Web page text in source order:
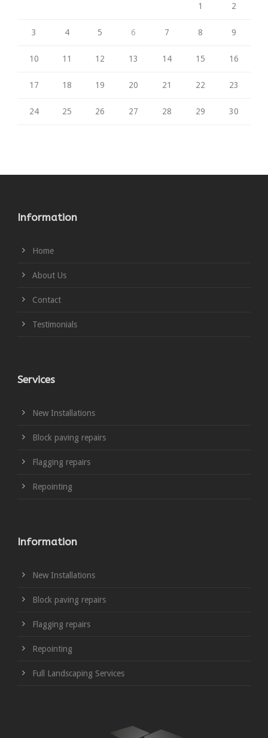
1 2
3 4 5 6 7 8 9
10 11 12 13 14 15 16
17 18 19 20 21 22 23
24 25 26 27 28 29 30
Information
Home
About Us
Contact
Testimonials
Services
New Installations
Block paving repairs
Flagging repairs
Repointing
Information
New Installations
Block paving repairs
Flagging repairs
Repointing
Full Landscaping Services